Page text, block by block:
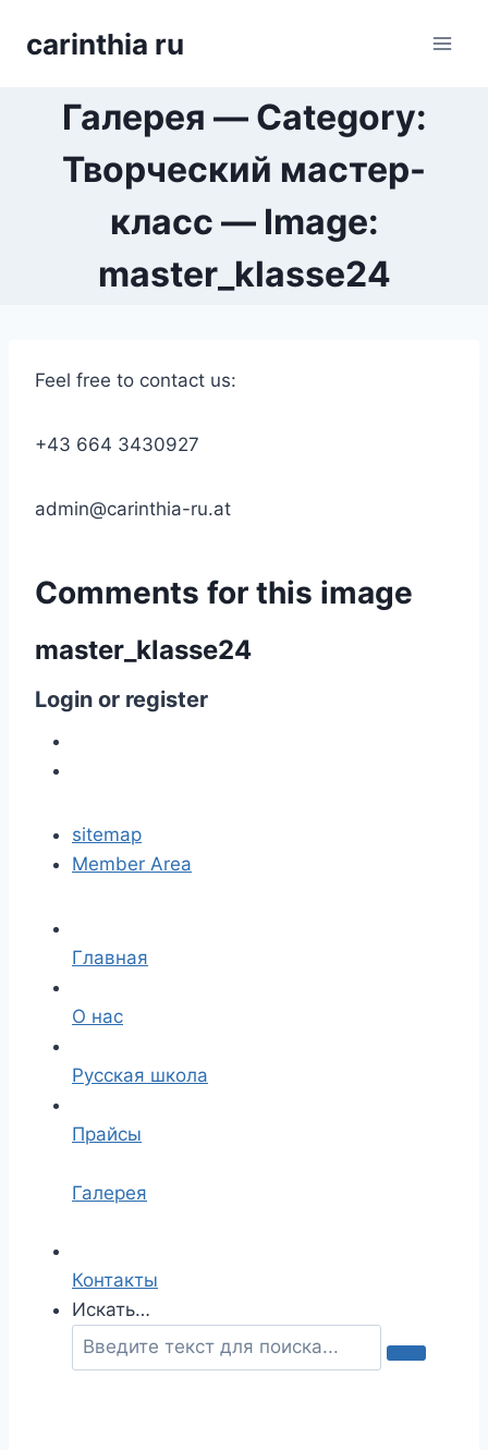
carinthia ru
Галерея — Category:
Творческий мастер-
класс — Image:
master_klasse24
Feel free to contact us:
+43 664 3430927
admin@carinthia-ru.at
Comments for this image
master_klasse24
Login or register
sitemap
Member Area
Главная
О нас
Русская школа
Прайсы
Галерея
Контакты
Искать…